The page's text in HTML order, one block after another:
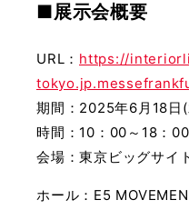
■展示会概要
URL： https://
期間：2025年6月18日
時間：10：00～18：
会場：東京ビッグサイ
ホール：E5